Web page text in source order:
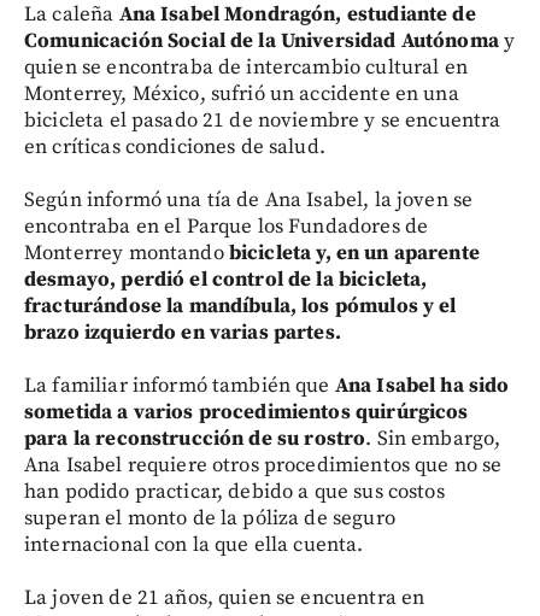
La caleña Ana Isabel Mondragón, estudiante de
Comunicación Social de la Universidad Autónomay
quien se encontraba de intercambio cultural en
Monterrey, México, sufrió un accidente en una
bicicleta el pasado 21 de noviembre y se encuentra
en críticas condiciones de salud.
Según informó una tía de Ana Isabel, la joven se
encontraba en el Parque los Fundadores de
Monterrey montandobicicleta y, en un aparente
desmayo, perdió el control de la bicicleta,
fracturándose la mandíbula, los pómulos y el
brazo izquierdo en varias partes.
La familiar informó también que Ana Isabel ha sido
sometida a varios procedimientos quirúrgicos
para la reconstrucción de su rostro. Sin embargo,
Ana Isabel requiere otros procedimientos que no se
han podido practicar, debido a que sus costos
superan el monto de la póliza de seguro
internacional con la que ella cuenta.
La joven de 21 años, quien se encuentra en